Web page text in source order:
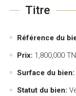
Titre
Référence du
Prix: 1,800,000
Surface du bien:
Statut du bien: